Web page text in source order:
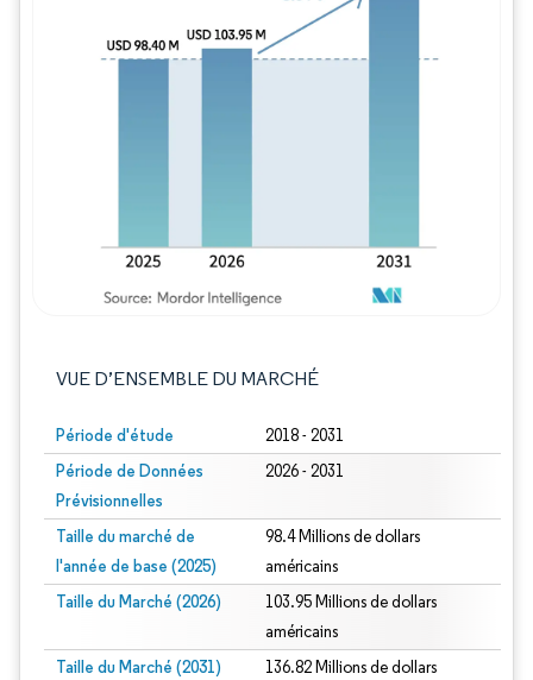
VUE D’ENSEMBLE DU MARCHÉ
Période d'étude 2018 - 2031
Période de Données
Prévisionnelles
2026 - 2031
Taille du marché de
l'année de base (2025)
98.4 Millions de dollars
américains
Taille du Marché (2026)
103.95 Millions de dollars
américains
Taille du Marché (2031)
136.82 Millions de dollars